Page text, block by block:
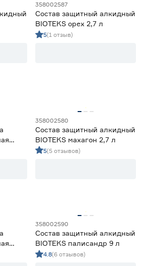
358002587
Состав защитный алкидный
BIOTEKS орех 2,7 л
5(1 отзыв)
2,5
358002580
Состав защитный алкидный
BIOTEKS махагон 2,7 л
5(5 отзывов)
л
358002590
Состав защитный алкидный
BIOTEKS палисандр 9 л
4.8(6 отзывов)